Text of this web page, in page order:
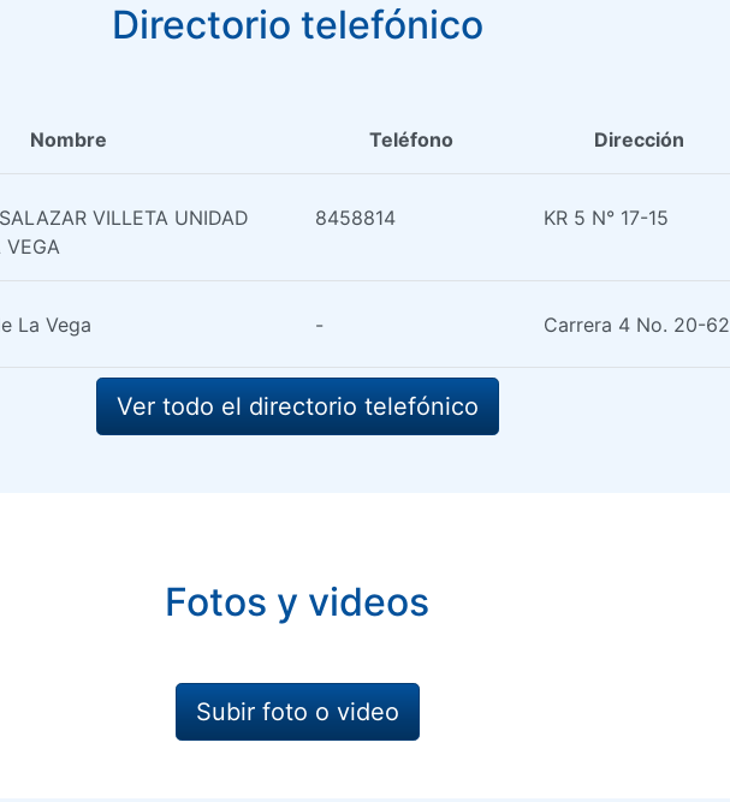
Directorio telefónico
Nombre Teléfono Dirección
VILLETA UNIDAD
VEGA
8458814 KR 5 N° 17-15
La Vega - Carrera 4 No. 20-62
Ver todo el directorio telefónico
Fotos y videos
Subir foto o video